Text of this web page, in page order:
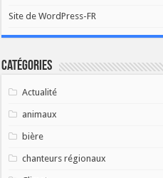
Site de WordPress-FR
Catégories
Actualité
animaux
bière
chanteurs régionaux